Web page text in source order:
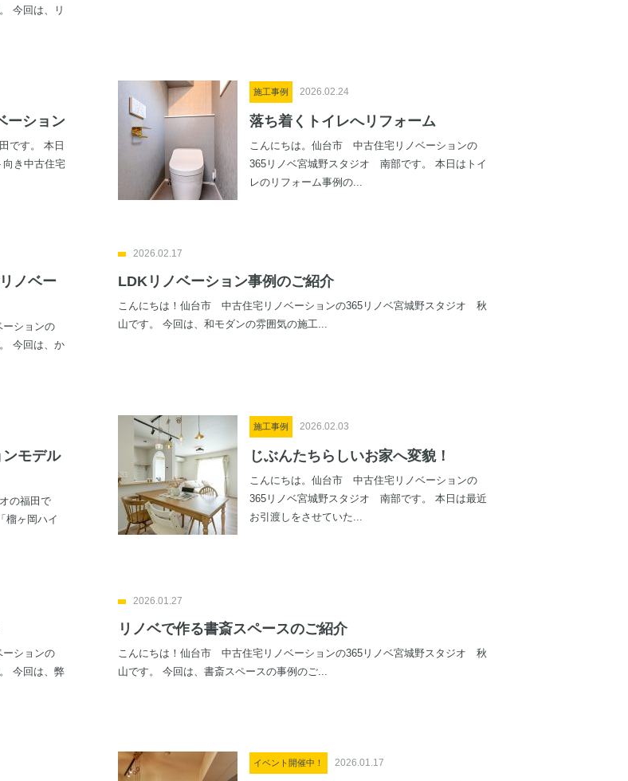
今回は、リ
ーション
です。 本日
向き中古住宅
施工事例 2026.02.24
落ち着くトイレへリフォーム
こんにちは。仙台市 中古住宅リノベーションの
365リノベ宮城野スタジオ 南部です。 本日はトイ
レのリフォーム事例の...
ノベー
ションの
今回は、か
2026.02.17
LDKリノベーション事例のご紹介
こんにちは！仙台市 中古住宅リノベーションの365リノベ宮城野スタジオ 秋
山です。 今回は、和モダンの雰囲気の施工...
モデル
の福田で
榴ヶ岡ハイ
施工事例 2026.02.03
じぶんたちらしいお家へ変貌！
こんにちは。仙台市 中古住宅リノベーションの
365リノベ宮城野スタジオ 南部です。 本日は最近
お引渡しをさせていた...
ションの
今回は、弊
2026.01.27
リノベで作る書斎スペースのご紹介
こんにちは！仙台市 中古住宅リノベーションの365リノベ宮城野スタジオ 秋
山です。 今回は、書斎スペースの事例のご...
イベント開催中！ 2026.01.17